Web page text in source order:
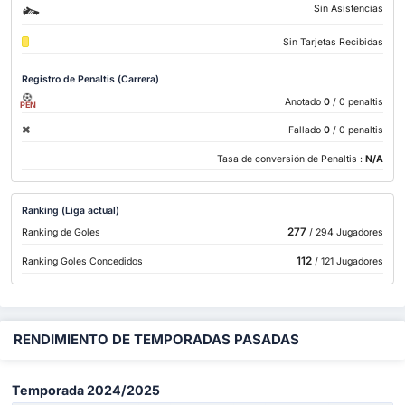
Sin Asistencias
Sin Tarjetas Recibidas
Registro de Penaltis (Carrera)
PEN Anotado 0 / 0 penaltis
Fallado 0 / 0 penaltis
Tasa de conversión de Penaltis : N/A
Ranking (Liga actual)
Ranking de Goles
277/ 294 Jugadores
Ranking Goles Concedidos 112/ 121 Jugadores
RENDIMIENTO DE TEMPORADAS PASADAS
Temporada 2024/2025